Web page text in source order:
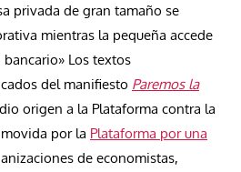
privada de gran tamaño se
mientras la pequeña accede
Los textos
del manifiesto Paremos la
origen a la Plataforma contra la
por la Plataforma por una
de economistas,